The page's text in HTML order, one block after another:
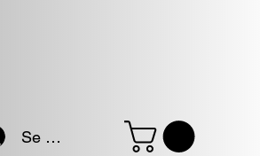
Se connecter